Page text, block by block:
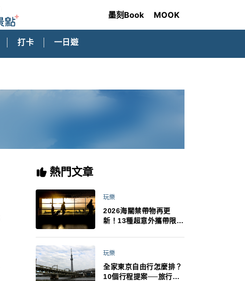
墨刻Book MOOK
打卡 一日遊
熱門文章
玩樂
2026海關禁帶物再更
新！13種超意外攜帶限
最高還罰百萬！注意事項
玩樂
全家東京自由行怎麼排？
10個行程提案──旅行不